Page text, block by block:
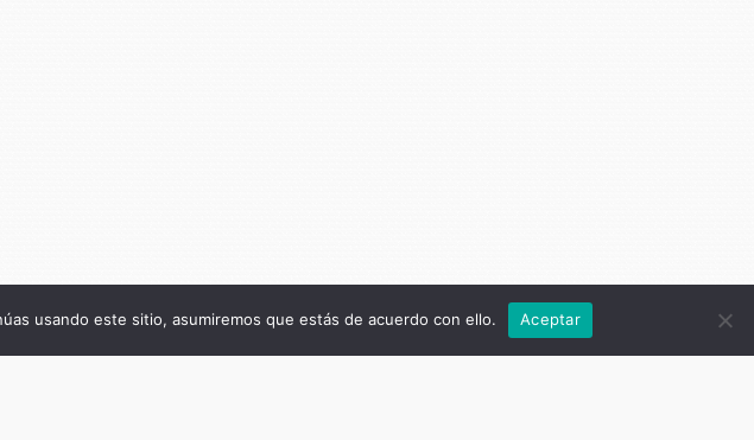
usando este sitio, asumiremos que estás de acuerdo con ello. Aceptar